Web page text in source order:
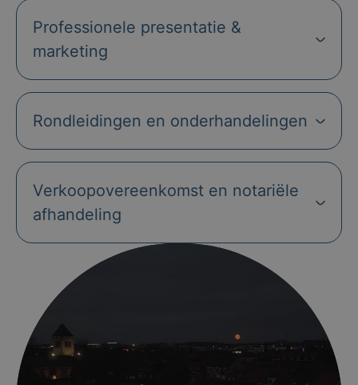
Professionele presentatie &
marketing
Rondleidingen en onderhandelingen
Verkoopovereenkomst en notariële
afhandeling